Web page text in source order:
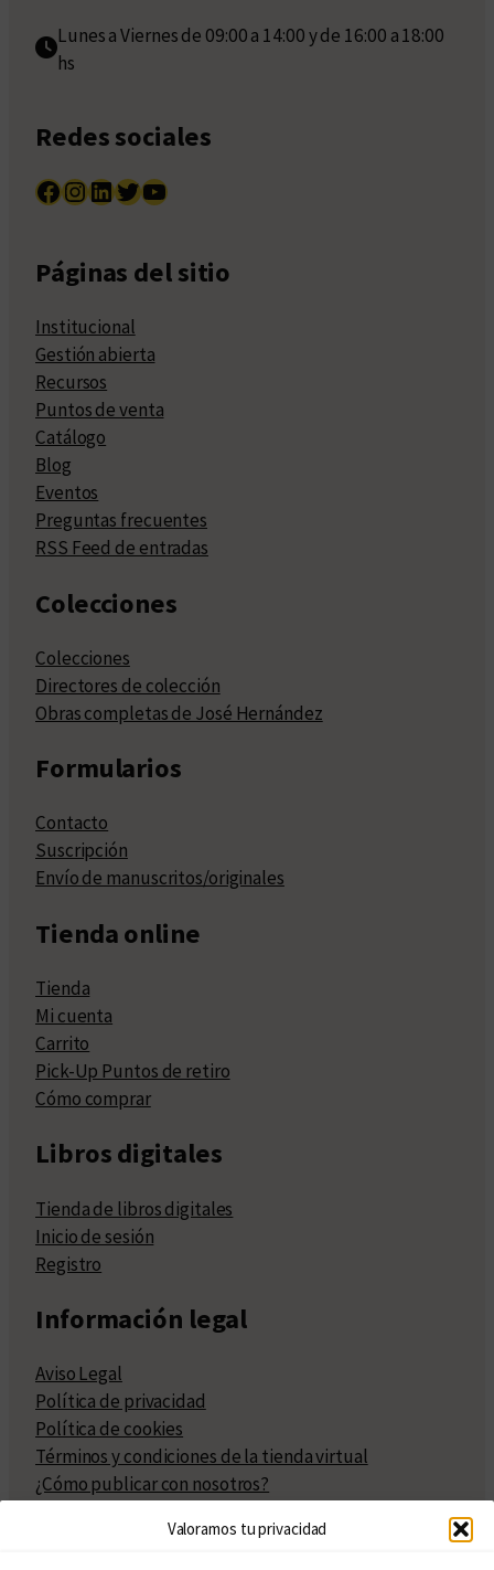
Valoramos tu privacidad
Lunes a Viernes de 09:00 a 14:00 y de 16:00 a 18:00
hs
Redes sociales
Facebook InstagramLinkedIn Twitter YouTube
Páginas del sitio
Institucional
Gestión abierta
Recursos
Puntos de venta
Catálogo
Blog
Eventos
Preguntas frecuentes
RSS Feed de entradas
Colecciones
Colecciones
Directores de colección
Obras completas de José Hernández
Formularios
Contacto
Suscripción
Envío de manuscritos/originales
Tienda online
Tienda
Mi cuenta
Carrito
Pick-Up Puntos de retiro
Cómo comprar
Libros digitales
Tienda de libros digitales
Inicio de sesión
Registro
Información legal
Aviso Legal
Política de privacidad
Política de cookies
Términos y condiciones de la tienda virtual
¿Cómo publicar con nosotros?
Políticas de publicación